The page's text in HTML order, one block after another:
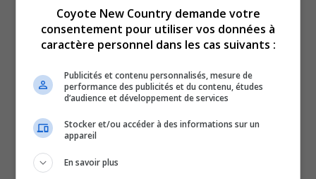
Coyote New Country demande votre
consentement pour utiliser vos données à
caractère personnel dans les cas suivants :
Publicités et contenu personnalisés, mesure de
performance des publicités et du contenu, études
d’audience et développement de services
Stocker et/ou accéder à des informations sur un
appareil
En savoir plus